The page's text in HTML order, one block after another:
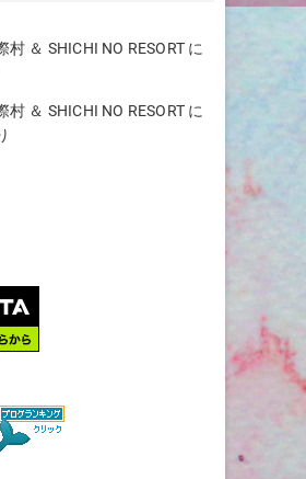
村 ＆ SHICHI NO RESORT に
村 ＆ SHICHI NO RESORT に